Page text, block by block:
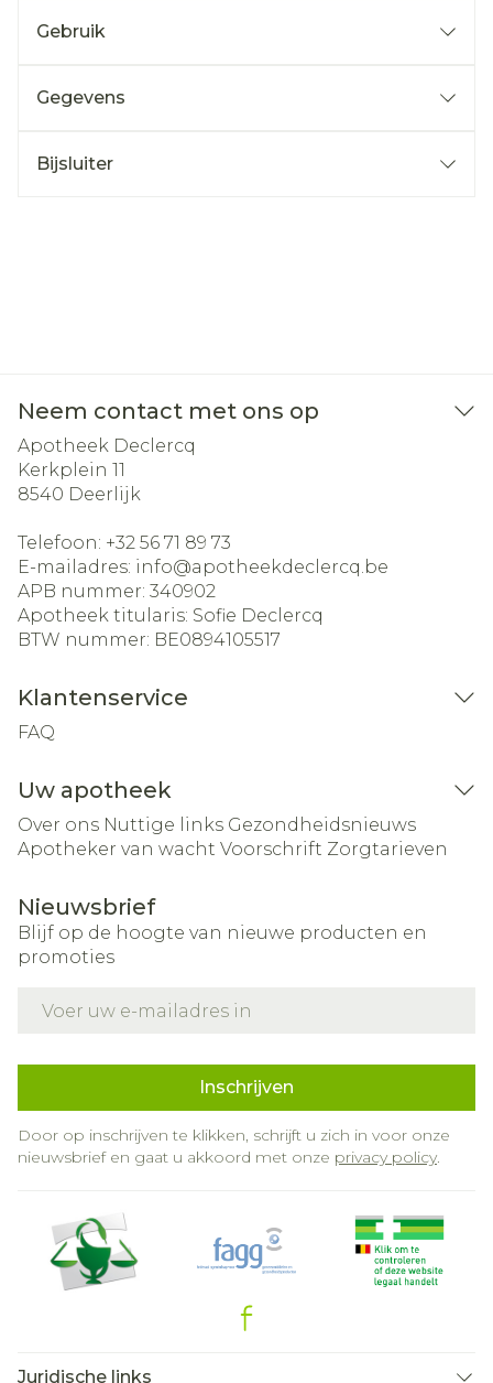
Gebruik
Gegevens
Bijsluiter
Neem contact met ons op
Apotheek Declercq
Kerkplein 11
8540 Deerlijk
Telefoon: +32 56 71 89 73
E-mailadres: info@apotheekdeclercq.be
APB nummer: 340902
Apotheek titularis: Sofie Declercq
BTW nummer: BE0894105517
Klantenservice
FAQ
Uw apotheek
Over ons Nuttige links Gezondheidsnieuws
Apotheker van wacht Voorschrift Zorgtarieven
Nieuwsbrief
Blijf op de hoogte van nieuwe producten en
promoties
Inschrijven
Door op inschrijven te klikken, schrijft u zich in voor onze
nieuwsbrief en gaat u akkoord met onze privacy policy.
Juridische links